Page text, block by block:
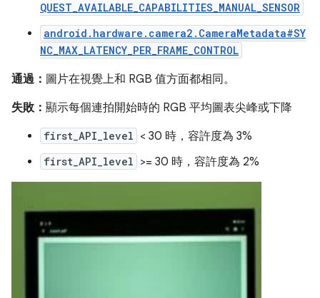
QUEST_AVAILABLE_CAPABILITIES_MANUAL_SENSOR
android.hardware.camera2.CameraMetadata#SY
NC_MAX_LATENCY_PER_FRAME_CONTROL
通過： 圖片在視覺上和 RGB 值方面都相同。
失敗： 顯示每個連拍開始時的 RGB 平均圖表尖峰或下降
first_API_level < 30 時，容許度為 3%
first_API_level >= 30 時，容許度為 2%